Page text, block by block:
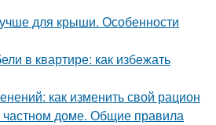
для крыши. Особенности
в квартире: как избежать
как изменить свой рацион
частном доме. Общие правила